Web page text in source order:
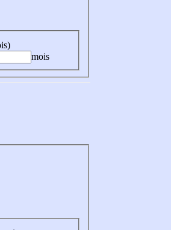
mois